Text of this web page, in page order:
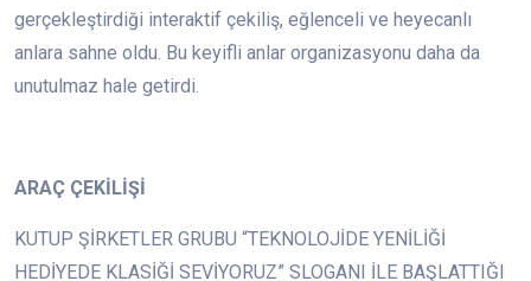
gerçekleştirdiği interaktif çekiliş, eğlenceli ve heyecanlı
anlara sahne oldu. Bu keyifli anlar organizasyonu daha da
unutulmaz hale getirdi.
ARAÇ ÇEKİLİŞİ
KUTUP ŞİRKETLER GRUBU “TEKNOLOJİDE YENİLİĞİ
HEDİYEDE KLASİĞİ SEVİYORUZ” SLOGANI İLE BAŞLATTIĞI